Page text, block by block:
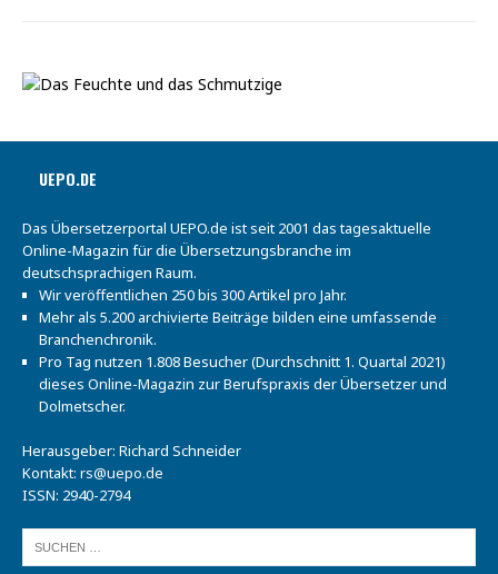
UEPO.DE
Das Übersetzerportal UEPO.de ist seit 2001 das tagesaktuelle
Online-Magazin für die Übersetzungsbranche im
deutschsprachigen Raum.
Wir veröffentlichen 250 bis 300 Artikel pro Jahr.
Mehr als 5.200 archivierte Beiträge bilden eine umfassende
Branchenchronik.
Pro Tag nutzen 1.808 Besucher (Durchschnitt 1. Quartal 2021)
dieses Online-Magazin zur Berufspraxis der Übersetzer und
Dolmetscher.
Herausgeber: Richard Schneider
Kontakt: rs@uepo.de
ISSN: 2940-2794